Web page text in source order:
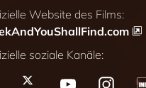
Website des Films:
soziale Kanäle: